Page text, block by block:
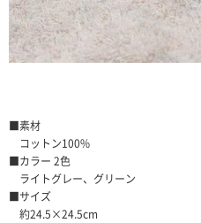
■素材
コットン100%
■カラー 2色
ライトグレー、グリーン
■サイズ
約24.5×24.5cm